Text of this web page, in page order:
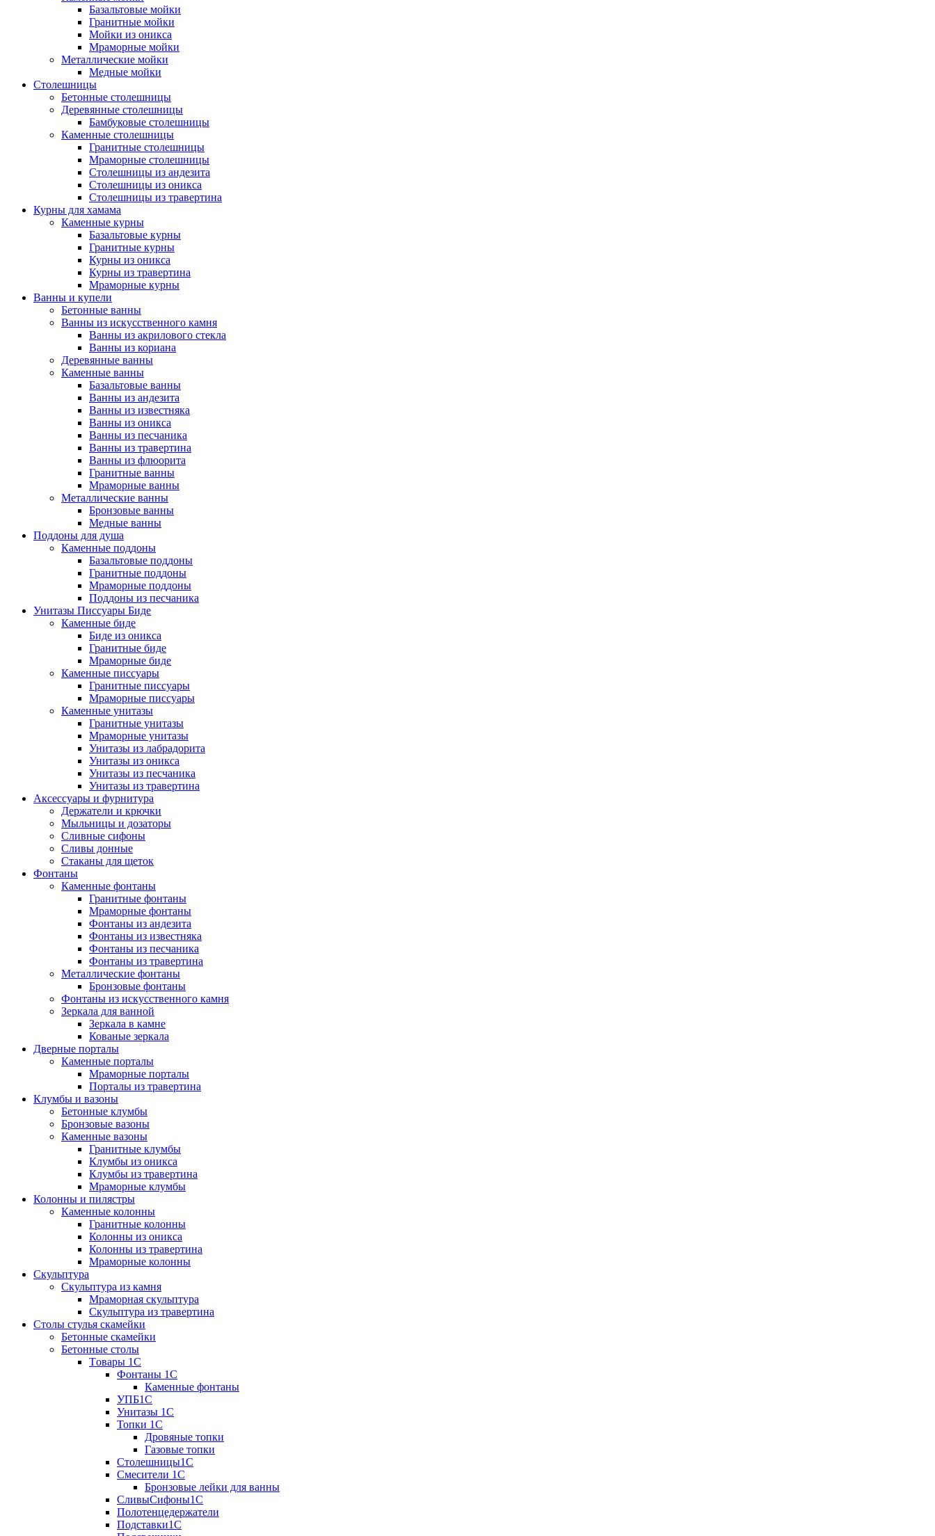
Базальтовые мойки
Гранитные мойки
Мойки из оникса
Мраморные мойки
Металлические мойки
Медные мойки
Столешницы
Бетонные столешницы
Деревянные столешницы
Бамбуковые столешницы
Каменные столешницы
Гранитные столешницы
Мраморные столешницы
Столешницы из андезита
Столешницы из оникса
Столешницы из травертина
Курны для хамама
Каменные курны
Базальтовые курны
Гранитные курны
Курны из оникса
Курны из травертина
Мраморные курны
Ванны и купели
Бетонные ванны
Ванны из искусственного камня
Ванны из акрилового стекла
Ванны из кориана
Деревянные ванны
Каменные ванны
Базальтовые ванны
Ванны из андезита
Ванны из известняка
Ванны из оникса
Ванны из песчаника
Ванны из травертина
Ванны из флюорита
Гранитные ванны
Мраморные ванны
Металлические ванны
Бронзовые ванны
Медные ванны
Поддоны для душа
Каменные поддоны
Базальтовые поддоны
Гранитные поддоны
Мраморные поддоны
Поддоны из песчаника
Унитазы Писсуары Биде
Каменные биде
Биде из оникса
Гранитные биде
Мраморные биде
Каменные писсуары
Гранитные писсуары
Мраморные писсуары
Каменные унитазы
Гранитные унитазы
Мраморные унитазы
Унитазы из лабрадорита
Унитазы из оникса
Унитазы из песчаника
Унитазы из травертина
Аксессуары и фурнитура
Держатели и крючки
Мыльницы и дозаторы
Сливные сифоны
Сливы донные
Стаканы для щеток
Фонтаны
Каменные фонтаны
Гранитные фонтаны
Мраморные фонтаны
Фонтаны из андезита
Фонтаны из известняка
Фонтаны из песчаника
Фонтаны из травертина
Металлические фонтаны
Бронзовые фонтаны
Фонтаны из искусственного камня
Зеркала для ванной
Зеркала в камне
Кованые зеркала
Дверные порталы
Каменные порталы
Мраморные порталы
Порталы из травертина
Клумбы и вазоны
Бетонные клумбы
Бронзовые вазоны
Каменные вазоны
Гранитные клумбы
Клумбы из оникса
Клумбы из травертина
Мраморные клумбы
Колонны и пилястры
Каменные колонны
Гранитные колонны
Колонны из оникса
Колонны из травертина
Мраморные колонны
Скульптура
Скульптура из камня
Мраморная скульптура
Скульптура из травертина
Столы стулья скамейки
Бетонные скамейки
Бетонные столы
Tовары 1C
Фонтаны 1C
Каменные фонтаны
УПБ1С
Унитазы 1С
Топки 1С
Дровяные топки
Газовые топки
Столешницы1С
Смесители 1С
Бронзовые лейки для ванны
СливыСифоны1С
Полотенцедержатели
Подставки1С